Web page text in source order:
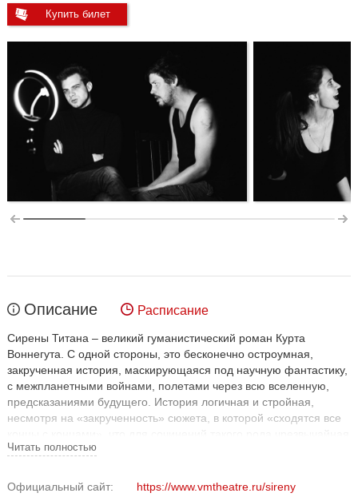
Купить билет
Описание Расписание
Сирены Титана – великий гуманистический роман Курта
Воннегута. С одной стороны, это бесконечно остроумная,
закрученная история, маскирующаяся под научную фантастику,
с межпланетными войнами, полетами через всю вселенную,
предсказаниями будущего. История логичная и стройная,
несмотря на «закрученность» сюжета, в которой «сходятся все
редкость. С другой стороны, это ироническая и прозрачная
манипуляций, какими бы благими целями не были они
Читать полностью
Официальный сайт: https://www.vmtheatre.ru/sireny